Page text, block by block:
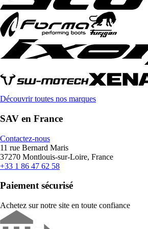
Découvrir toutes nos marques
SAV en France
Contactez-nous
11 rue Bernard Maris
37270 Montlouis-sur-Loire, France
+33 1 86 47 62 58
Paiement sécurisé
Achetez sur notre site en toute confiance